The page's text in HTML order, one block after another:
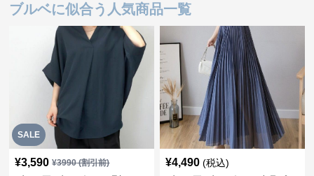
ブルベに似合う人気商品一覧
SALE
¥3,590 ¥3990(割引前) ¥4,490 (税込)